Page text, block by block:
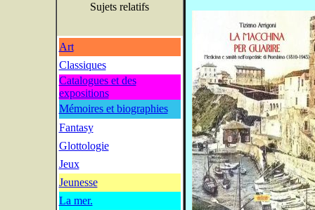
Sujets relatifs
Art
Classiques
Catalogues et des
expositions
Mémoires et biographies
Fantasy
Glottologie
Jeux
Jeunesse
La mer.